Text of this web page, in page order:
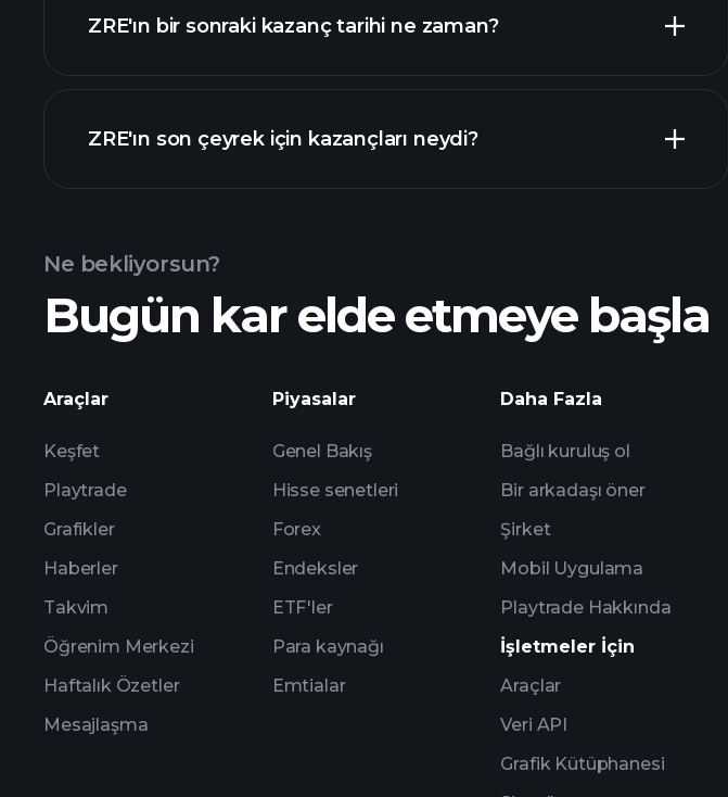
ZRE'ın bir sonraki kazanç tarihi ne zaman?
Kazanç Takvimi
ZRE'ın son çeyrek için kazançları neydi?
ZRE
kazançları
Ne bekliyorsun?
Bugün kar elde etmeye başla
Araçlar
Keşfet
Playtrade
Grafikler
Haberler
Takvim
Öğrenim Merkezi
Haftalık Özetler
Mesajlaşma
Piyasalar
Genel Bakış
Hisse senetleri
Forex
Endeksler
ETF'ler
Para kaynağı
Emtialar
Daha Fazla
Bağlı kuruluş ol
Bir arkadaşı öner
Şirket
Mobil Uygulama
Playtrade Hakkında
İşletmeler İçin
Araçlar
Veri API
Grafik Kütüphanesi